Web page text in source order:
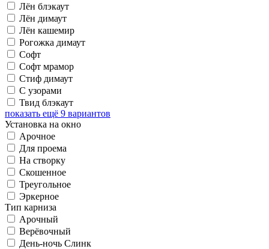
Лён блэкаут
Лён димаут
Лён кашемир
Рогожка димаут
Софт
Софт мрамор
Стиф димаут
С узорами
Твид блэкаут
показать ещё 9 вариантов
Установка на окно
Арочное
Для проема
На створку
Скошенное
Треугольное
Эркерное
Тип карниза
Арочный
Верёвочный
День-ночь Слинк